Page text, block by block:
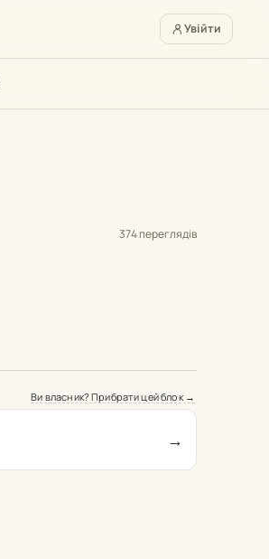
Увійти
374 переглядів
Ви власник? Прибрати цей блок →
→